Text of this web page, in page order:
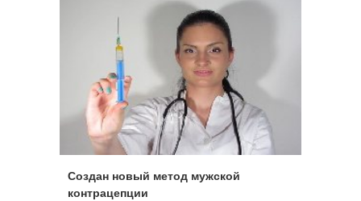
Создан новый метод мужской
контрацепции